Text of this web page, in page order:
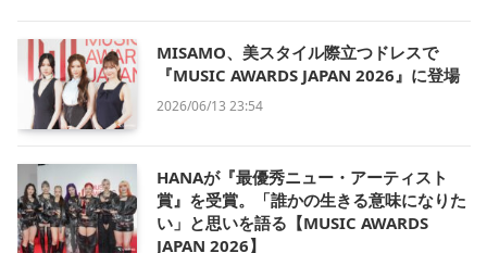
MISAMO、美スタイル際立つドレスで
『MUSIC AWARDS JAPAN 2026』に登場
2026/06/13 23:54
HANAが『最優秀ニュー・アーティスト
賞』を受賞。「誰かの生きる意味になりた
い」と思いを語る【MUSIC AWARDS
JAPAN 2026】